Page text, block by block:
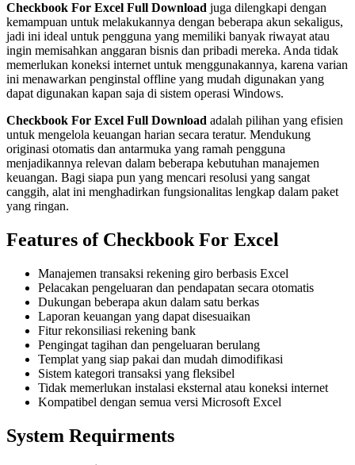
Checkbook For Excel Full Download juga dilengkapi dengan
kemampuan untuk melakukannya dengan beberapa akun sekaligus,
jadi ini ideal untuk pengguna yang memiliki banyak riwayat atau
ingin memisahkan anggaran bisnis dan pribadi mereka. Anda tidak
memerlukan koneksi internet untuk menggunakannya, karena varian
ini menawarkan penginstal offline yang mudah digunakan yang
dapat digunakan kapan saja di sistem operasi Windows.
Checkbook For Excel Full Download adalah pilihan yang efisien
untuk mengelola keuangan harian secara teratur. Mendukung
originasi otomatis dan antarmuka yang ramah pengguna
menjadikannya relevan dalam beberapa kebutuhan manajemen
keuangan. Bagi siapa pun yang mencari resolusi yang sangat
canggih, alat ini menghadirkan fungsionalitas lengkap dalam paket
yang ringan.
Features of Checkbook For Excel
Manajemen transaksi rekening giro berbasis Excel
Pelacakan pengeluaran dan pendapatan secara otomatis
Dukungan beberapa akun dalam satu berkas
Laporan keuangan yang dapat disesuaikan
Fitur rekonsiliasi rekening bank
Pengingat tagihan dan pengeluaran berulang
Templat yang siap pakai dan mudah dimodifikasi
Sistem kategori transaksi yang fleksibel
Tidak memerlukan instalasi eksternal atau koneksi internet
Kompatibel dengan semua versi Microsoft Excel
System Requirments